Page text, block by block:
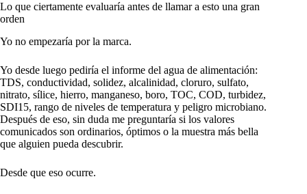
Lo que ciertamente evaluaría antes de llamar a esto una gran
orden
Yo no empezaría por la marca.
Yo desde luego pediría el informe del agua de alimentación:
TDS, conductividad, solidez, alcalinidad, cloruro, sulfato,
nitrato, sílice, hierro, manganeso, boro, TOC, COD, turbidez,
SDI15, rango de niveles de temperatura y peligro microbiano.
Después de eso, sin duda me preguntaría si los valores
comunicados son ordinarios, óptimos o la muestra más bella
que alguien pueda descubrir.
Desde que eso ocurre.